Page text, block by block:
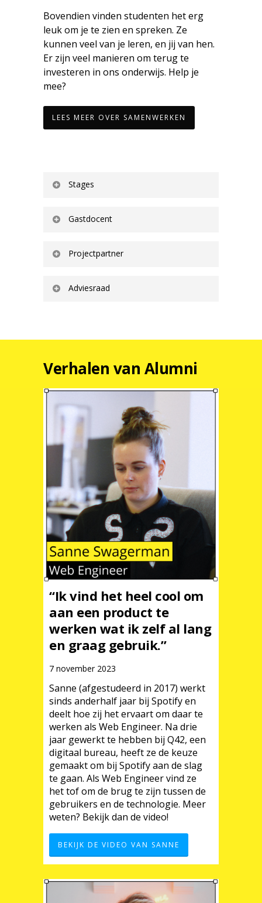
Bovendien vinden studenten het erg
leuk om je te zien en spreken. Ze
kunnen veel van je leren, en jij van hen.
Er zijn veel manieren om terug te
investeren in ons onderwijs. Help je
mee?
LEES MEER OVER SAMENWERKEN
Stages
Gastdocent
Projectpartner
Adviesraad
Verhalen van Alumni
“Ik vind het heel cool om
aan een product te
werken wat ik zelf al lang
en graag gebruik.”
7 november 2023
Sanne (afgestudeerd in 2017) werkt
sinds anderhalf jaar bij Spotify en
deelt hoe zij het ervaart om daar te
werken als Web Engineer. Na drie
jaar gewerkt te hebben bij Q42, een
digitaal bureau, heeft ze de keuze
gemaakt om bij Spotify aan de slag
te gaan. Als Web Engineer vind ze
het tof om de brug te zijn tussen de
gebruikers en de technologie. Meer
weten? Bekijk dan de video!
BEKIJK DE VIDEO VAN SANNE